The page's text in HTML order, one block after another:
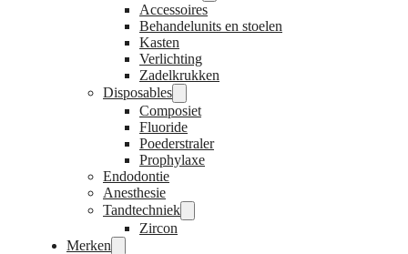
Accessoires
Behandelunits en stoelen
Kasten
Verlichting
Zadelkrukken
Disposables
Composiet
Fluoride
Poederstraler
Prophylaxe
Endodontie
Anesthesie
Tandtechniek
Zircon
Merken